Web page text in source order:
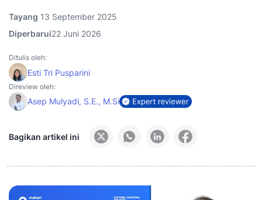
Tayang 13 September 2025
Diperbarui22 Juni 2026
Ditulis oleh:
Esti Tri Pusparini
Direview oleh:
Asep Mulyadi, S.E., M.Si
Bagikan artikel ini